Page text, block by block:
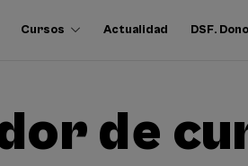
Cursos Actualidad DSF.
de